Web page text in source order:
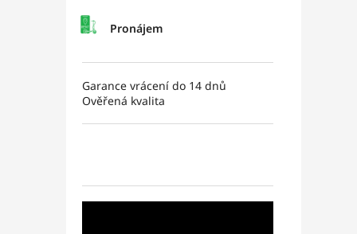
Pronájem
Garance vrácení do 14 dnů
Ověřená kvalita